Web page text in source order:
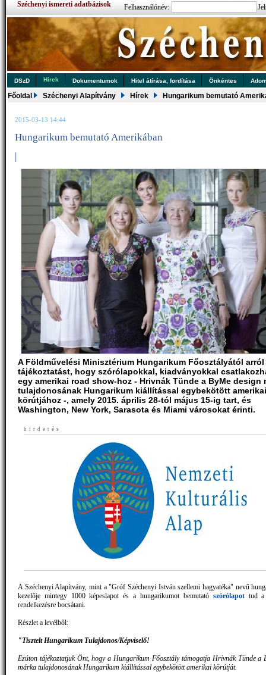
Széchenyi ismereti adatbázisok Felhasználónév:
DSzD Hírek Dokumentumok Hitel átírása, fordítása Önkéntes
Főoldal Széchenyi Alapítvány Hírek Hungarikum bemutató
2015-03-13 14:44
Hungarikum bemutató Amerikában
|
A Földművelési Minisztérium Hungarikum Főosztályától
tájékoztatást, hogy szórólapokkal, kiadványokkal
egy amerikai road show-hoz - Hrivnák Tünde a ByMe design
tulajdonosának Hungarikum kiállítással egybekötött amerikai
körútjához -, amely 2015. április 28-tól május 15-ig tart, és
Washington, New York, Sarasota és Miami városokat érinti.
hirdetés
A Széchenyi Alapítvány, mint a "Gróf Széchenyi István szellemi hagyatéka" nevű
kezelője mintegy 1000 képeslapot és a hungarikumot bemutató szórólapottud a
rendelkezésre bocsátani.
Részlet a levélből:
"Tisztelt Hungarikum Tulajdonos/Képviselő!
Ezúton tájékoztatjuk Önt, hogy a Hungarikum Főosztály támogatja Hrivnák Tünde a
márka tulajdonosának Hungarikum kiállítással egybekötött amerikai körútját.